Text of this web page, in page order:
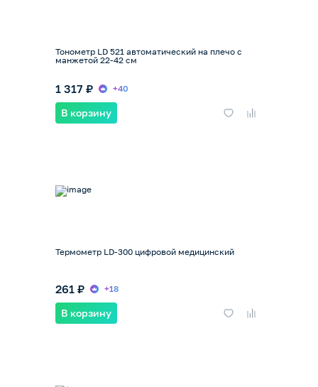
Тонометр LD 521 автоматический на плечо с
манжетой 22-42 см
1 317 ₽ +40
В корзину
Термометр LD-300 цифровой медицинский
261 ₽ +18
В корзину